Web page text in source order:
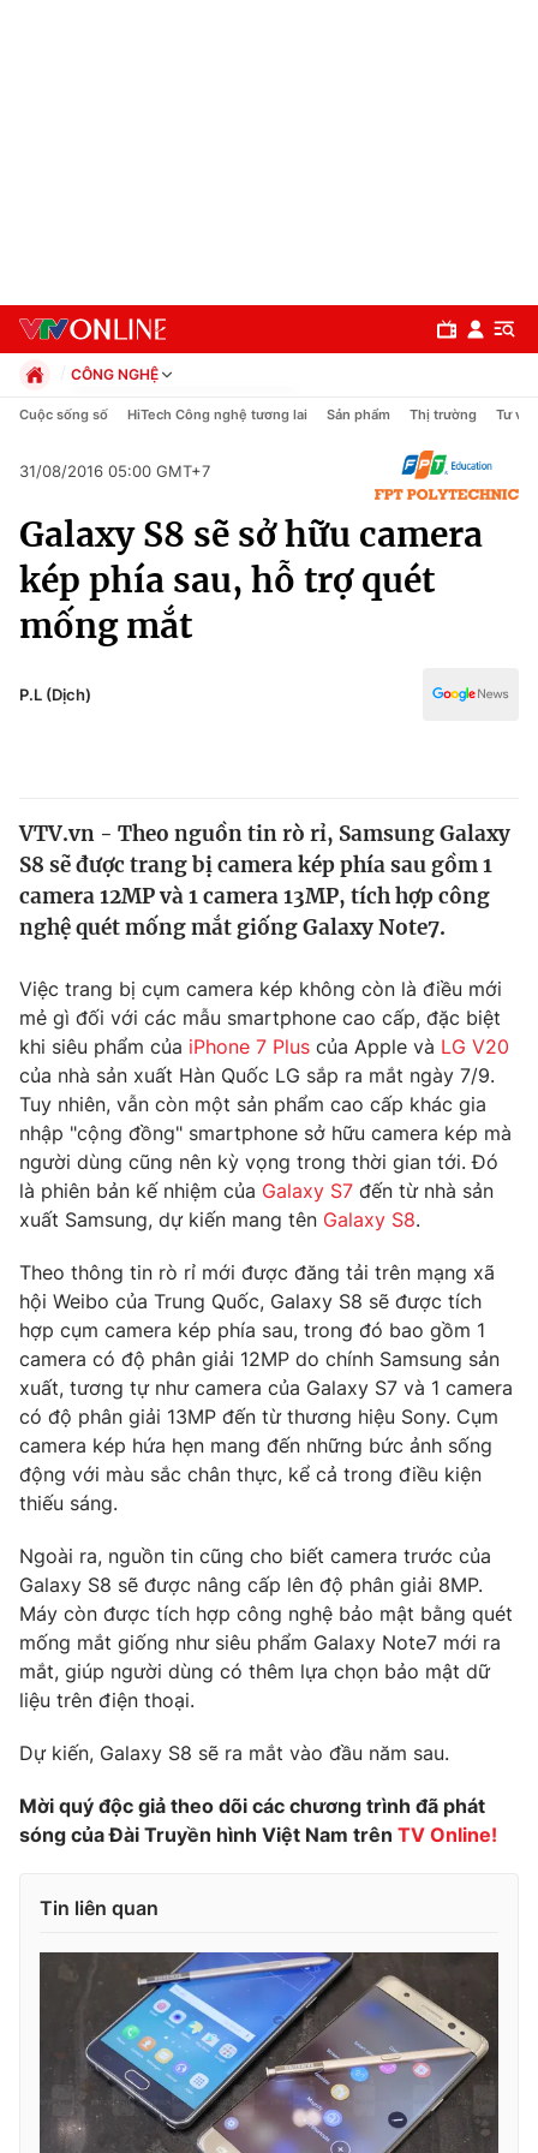
Chính trị
Xã hội
Pháp luật
Thế giới
Tin tức
Thế giới đó đây
Kinh tế
Tài chính
Thị trường
Góc doanh nghiệp
Truyền hình
Phim VTV
Hậu trường
Nhân vật
Khán giả
Giải sao mai
Giải trí
Điện ảnh
Âm nhạc
Đời sống
Du lịch
Làm đẹp
Chất lượng cuộc sống
Tuyển sinh
Học trực tuyến
Công nghệ
Hitech Công nghệ tương lai
Sản phẩm
Thị trường
Tư vấn
Giao lưu trực tuyến
Lịch phát sóng
Emagazine Podcast
Photo Infographic
VTV Money VTV Thể thao
Vươn mình bằng AI
VTV9 VTV8
Liên hệ tòa soạn English
CÔNG NGHỆ
Chính trị
Pháp luật
Thể thao
Truyền hình
Văn hóa - Giải trí
Y tế
Công nghệ
Cuộc sống số HiTech Công nghệ tương lai Sản phẩm Thị trường Tư vấn
31/08/2016 05:00 GMT+7
Galaxy S8 sẽ sở hữu camera
kép phía sau, hỗ trợ quét
mống mắt
P.L (Dịch)
VTV.vn - Theo nguồn tin rò rỉ, Samsung Galaxy
S8 sẽ được trang bị camera kép phía sau gồm 1
camera 12MP và 1 camera 13MP, tích hợp công
nghệ quét mống mắt giống Galaxy Note7.
Việc trang bị cụm camera kép không còn là điều mới
mẻ gì đối với các mẫu smartphone cao cấp, đặc biệt
khi siêu phẩm của iPhone 7 Plus của Apple và LG V20
của nhà sản xuất Hàn Quốc LG sắp ra mắt ngày 7/9.
Tuy nhiên, vẫn còn một sản phẩm cao cấp khác gia
nhập "cộng đồng" smartphone sở hữu camera kép mà
người dùng cũng nên kỳ vọng trong thời gian tới. Đó
là phiên bản kế nhiệm của Galaxy S7 đến từ nhà sản
xuất Samsung, dự kiến mang tên Galaxy S8.
Theo thông tin rò rỉ mới được đăng tải trên mạng xã
hội Weibo của Trung Quốc, Galaxy S8 sẽ được tích
hợp cụm camera kép phía sau, trong đó bao gồm 1
camera có độ phân giải 12MP do chính Samsung sản
xuất, tương tự như camera của Galaxy S7 và 1 camera
có độ phân giải 13MP đến từ thương hiệu Sony. Cụm
camera kép hứa hẹn mang đến những bức ảnh sống
động với màu sắc chân thực, kể cả trong điều kiện
thiếu sáng.
Ngoài ra, nguồn tin cũng cho biết camera trước của
Galaxy S8 sẽ được nâng cấp lên độ phân giải 8MP.
Máy còn được tích hợp công nghệ bảo mật bằng quét
mống mắt giống như siêu phẩm Galaxy Note7 mới ra
mắt, giúp người dùng có thêm lựa chọn bảo mật dữ
liệu trên điện thoại.
Dự kiến, Galaxy S8 sẽ ra mắt vào đầu năm sau.
Mời quý độc giả theo dõi các chương trình đã phát
sóng của Đài Truyền hình Việt Nam trên TV Online!
Tin liên quan